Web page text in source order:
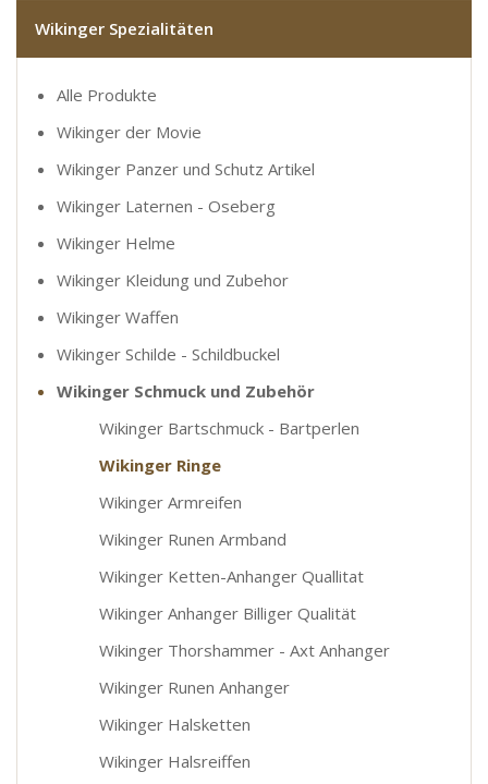
Wikinger Spezialitäten
Alle Produkte
Wikinger der Movie
Wikinger Panzer und Schutz Artikel
Wikinger Laternen - Oseberg
Wikinger Helme
Wikinger Kleidung und Zubehor
Wikinger Waffen
Wikinger Schilde - Schildbuckel
Wikinger Schmuck und Zubehör
Wikinger Bartschmuck - Bartperlen
Wikinger Ringe
Wikinger Armreifen
Wikinger Runen Armband
Wikinger Ketten-Anhanger Quallitat
Wikinger Anhanger Billiger Qualität
Wikinger Thorshammer - Axt Anhanger
Wikinger Runen Anhanger
Wikinger Halsketten
Wikinger Halsreiffen